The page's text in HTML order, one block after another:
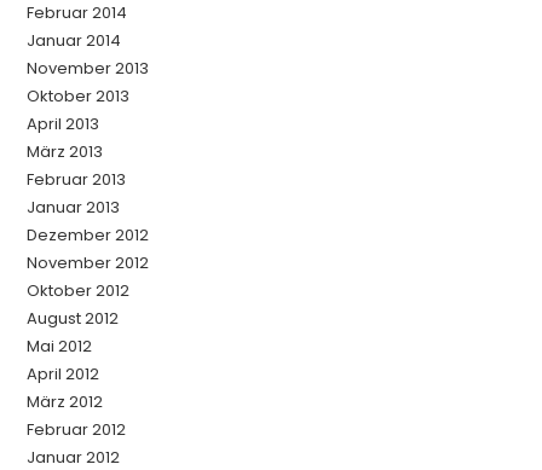
Februar 2014
Januar 2014
November 2013
Oktober 2013
April 2013
März 2013
Februar 2013
Januar 2013
Dezember 2012
November 2012
Oktober 2012
August 2012
Mai 2012
April 2012
März 2012
Februar 2012
Januar 2012